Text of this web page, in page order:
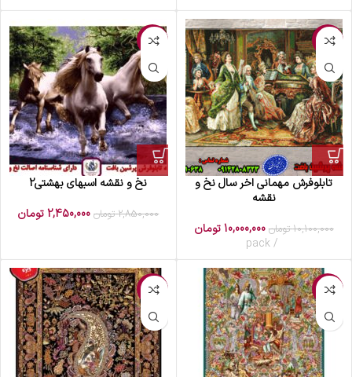
-1%
تابلوفرش مهمانی اخر سال نخ و
نقشه
10,100,000 تومان 10,000,000 تومان
pack
-14%
نخ و نقشه اسبهای بهشتی2
2,850,000 تومان 2,450,000 تومان
-3%
-3%